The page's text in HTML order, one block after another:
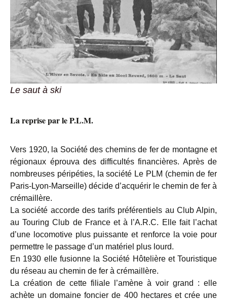
Le saut à ski
La reprise par le P.L.M.
Vers 1920, la Société des chemins de fer de montagne et
régionaux éprouva des difficultés financières. Après de
nombreuses péripéties, la société Le PLM (chemin de fer
Paris-Lyon-Marseille) décide d’acquérir le chemin de fer à
crémaillère.
La société accorde des tarifs préférentiels au Club Alpin,
au Touring Club de France et à l’A.R.C. Elle fait l’achat
d’une locomotive plus puissante et renforce la voie pour
permettre le passage d’un matériel plus lourd.
En 1930 elle fusionne la Société Hôtelière et Touristique
du réseau au chemin de fer à crémaillère.
La création de cette filiale l’amène à voir grand : elle
achète un domaine foncier de 400 hectares et crée une